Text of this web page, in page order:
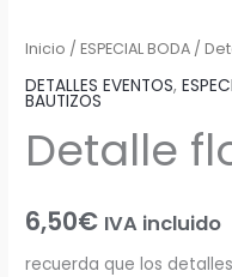
Inicio /ESPECIAL BODA /
DETALLES EVENTOS,
BAUTIZOS
Detalle
6,50€ IVA incluido
recuerda que los